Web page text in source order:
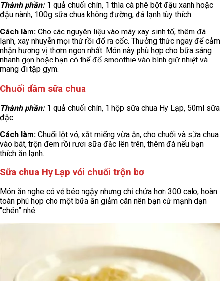
Thành phần:1 quả chuối chín, 1 thìa cà phê bột đậu xanh hoặc
đậu nành, 100g sữa chua không đường, đá lạnh tùy thích.
Cách làm: Cho các nguyên liệu vào máy xay sinh tố, thêm đá
lạnh, xay nhuyễn mọi thứ rồi đổ ra cốc. Thưởng thức ngay để cảm
nhận hương vị thơm ngon nhất. Món này phù hợp cho bữa sáng
nhanh gọn hoặc bạn có thể đổ smoothie vào bình giữ nhiệt và
mang đi tập gym.
Chuối dầm sữa chua
Thành phần: 1 quả chuối chín, 1 hộp sữa chua Hy Lạp, 50ml sữa
đặc
Cách làm: Chuối lột vỏ, xắt miếng vừa ăn, cho chuối và sữa chua
vào bát, trộn đem rồi rưới sữa đặc lên trên, thêm đá nếu bạn
thích ăn lạnh.
Sữa chua Hy Lạp với chuối trộn bơ
Món ăn nghe có vẻ béo ngậy nhưng chỉ chứa hơn 300 calo, hoàn
toàn phù hợp cho một bữa ăn giảm cân nên bạn cứ mạnh dạn
“chén” nhé.